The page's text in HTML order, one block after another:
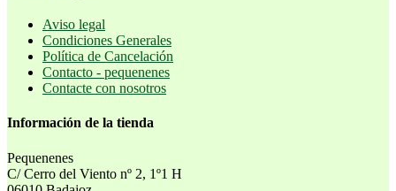
Aviso legal
Condiciones Generales
Política de Cancelación
Contacto - pequenenes
Contacte con nosotros
Información de la tienda
Pequenenes
C/ Cerro del Viento nº 2, 1º1 H